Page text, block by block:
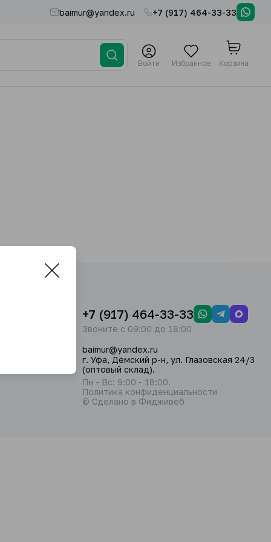
baimur@yandex.ru +7 (917) 464-33-33
Войти Избранное Корзина
+7 (917) 464-33-33
Звоните с 09:00 до 18:00
baimur@yandex.ru
г. Уфа, Дёмский р-н, ул. Глазовская 24/3
(оптовый склад).
Пн - Вс: 9:00 - 18:00.
Политика конфиденциальности
© Сделано в Фидживеб